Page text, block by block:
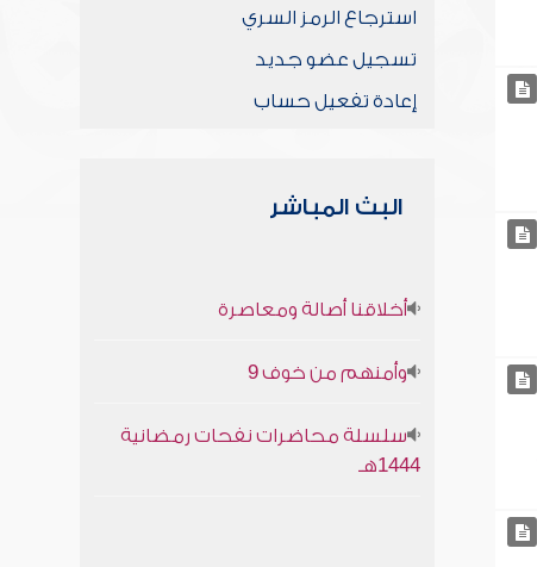
استرجاع الرمز السري
تسجيل عضو جديد
إعادة تفعيل حساب
البث المباشر
أخلاقنا أصالة ومعاصرة
وأمنهم من خوف 9
سلسلة محاضرات نفحات رمضانية
1444هـ